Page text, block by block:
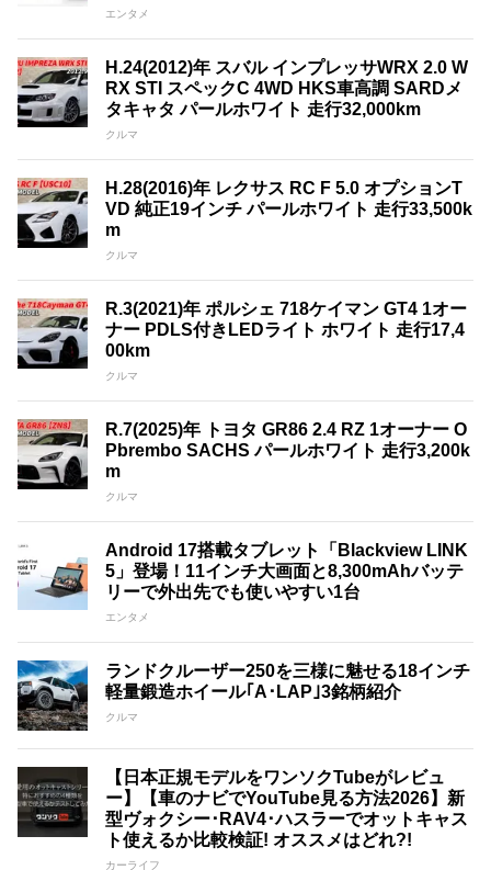
エンタメ
H.24(2012)年 スバル インプレッサWRX 2.0 W
RX STI スペックC 4WD HKS車高調 SARDメ
タキャタ パールホワイト 走行32,000km
クルマ
H.28(2016)年 レクサス RC F 5.0 オプションT
VD 純正19インチ パールホワイト 走行33,500k
m
クルマ
R.3(2021)年 ポルシェ 718ケイマン GT4 1オー
ナー PDLS付きLEDライト ホワイト 走行17,4
00km
クルマ
R.7(2025)年 トヨタ GR86 2.4 RZ 1オーナー O
Pbrembo SACHS パールホワイト 走行3,200k
m
クルマ
Android 17搭載タブレット「Blackview LINK
5」登場！11インチ大画面と8,300mAhバッテ
リーで外出先でも使いやすい1台
エンタメ
ランドクルーザー250を三様に魅せる18インチ
軽量鍛造ホイール｢A･LAP｣3銘柄紹介
クルマ
【日本正規モデルをワンソクTubeがレビュ
ー】【車のナビでYouTube見る方法2026】新
型ヴォクシー･RAV4･ハスラーでオットキャス
ト使えるか比較検証! オススメはどれ?!
カーライフ